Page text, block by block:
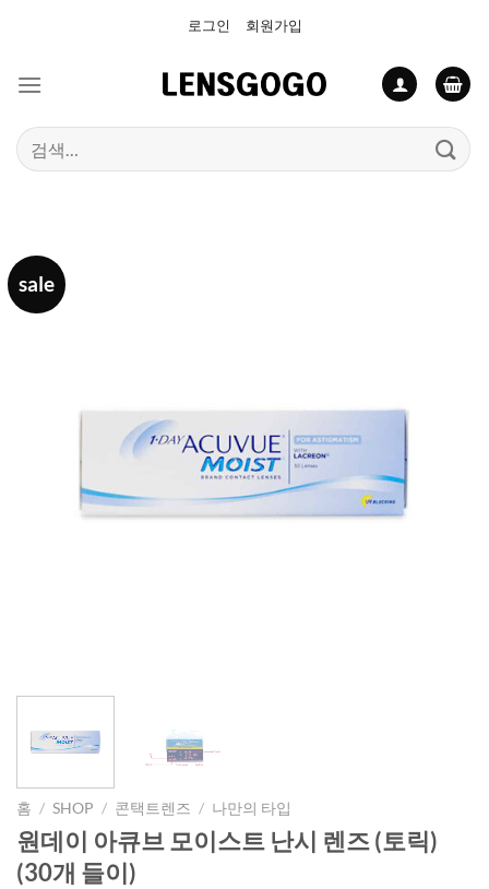
로그인 회원가입
검
색:
sale
홈 / SHOP / 콘택트렌즈 / 나만의 타입
원데이 아큐브 모이스트 난시 렌즈 (토릭)
(30개 들이)